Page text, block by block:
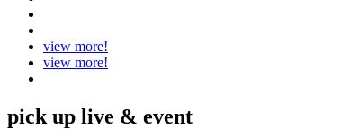
view more!
view more!
pick up live & event